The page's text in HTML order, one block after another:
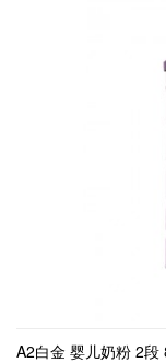
A2白金 婴儿奶粉 2